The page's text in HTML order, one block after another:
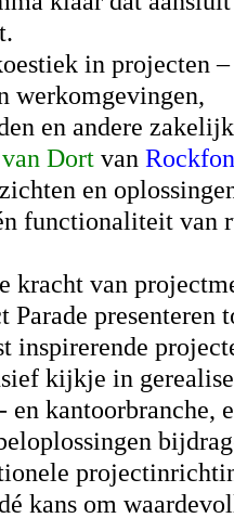
in projecten
werkomgevingen,
en andere
Dort van Rockfon
en
functionaliteit van
kracht van
Parade presenteren
inspirerende
kijkje in
en kantoorbranche,
kans om